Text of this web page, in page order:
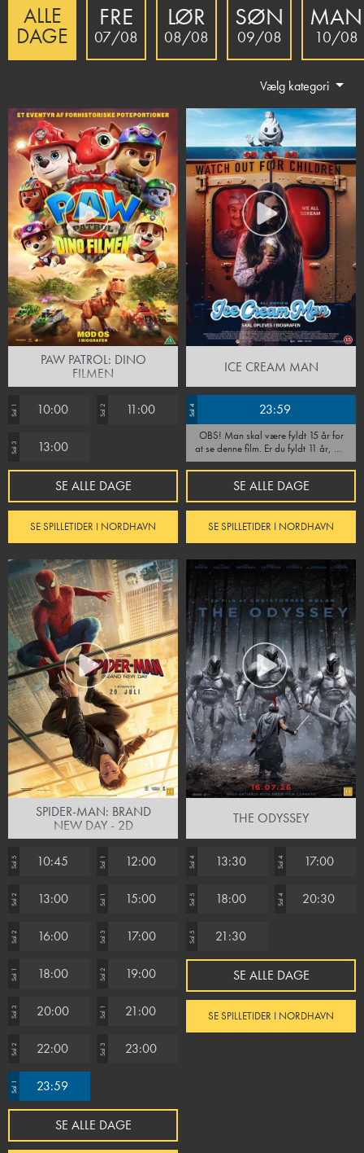
ALLE
DAGE
FRE
07/08
LØR
08/08
SØN
09/08
MAN
10/08
Vælg kategori
PAW PATROL: DINO
FILMEN
Sal 1 10:00 Sal 2 11:00
Sal 3 13:00
SE ALLE DAGE
SE SPILLETIDER I NORDHAVN
ICE CREAM MAN
Sal 4 23:59
OBS! Man skal være fyldt 15 år for
at se denne film. Er du fyldt 11 år, må
du gerne se filmen ifølge med en
voksen som skal være til stede under
hele forestillingen. Vi forbeholder os
retten til at afvise alle, som ikke kan
fremvise ID.
SE ALLE DAGE
SE SPILLETIDER I NORDHAVN
SPIDER-MAN: BRAND
NEW DAY - 2D
Sal 5 10:45 Sal 1 12:00
Sal 2 13:00 Sal 1 15:00
Sal 2 16:00 Sal 3 17:00
Sal 1 18:00 Sal 2 19:00
Sal 3 20:00 Sal 1 21:00
Sal 2 22:00 Sal 3 23:00
Sal 1 23:59
SE ALLE DAGE
THE ODYSSEY
Sal 4 13:30 Sal 4 17:00
Sal 5 18:00 Sal 4 20:30
Sal 5 21:30
SE ALLE DAGE
SE SPILLETIDER I NORDHAVN